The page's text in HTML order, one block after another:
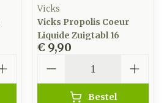
Vicks
Vicks Propolis Coeur
Liquide Zuigtabl 16
€ 9,90
Bestel